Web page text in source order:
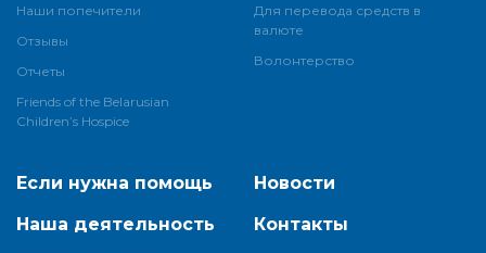
Наши попечители
Отзывы
Отчеты
Friends of the Belarusian
Children’s Hospice
Для перевода средств в
валюте
Волонтерство
Если нужна помощь
Наша деятельность
Новости
Контакты